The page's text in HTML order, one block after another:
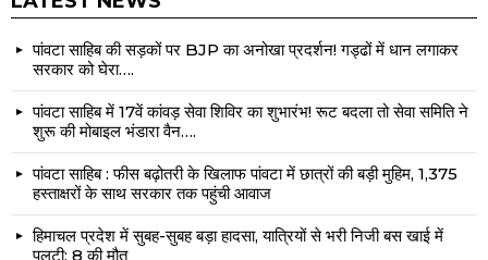
पांवटा साहिब की सड़कों पर BJP का अनोखा प्रदर्शन! गड्ढों में धान लगाकर
सरकार को घेरा….
पांवटा साहिब में 17वें कांवड़ सेवा शिविर का शुभारंभ! रूट बदला तो सेवा समिति ने
शुरू की मोबाइल भंडारा वैन….
पांवटा साहिब : फीस बढ़ोतरी के खिलाफ पांवटा में छात्रों की बड़ी मुहिम, 1,375
हस्ताक्षरों के साथ सरकार तक पहुंची आवाज
हिमाचल प्रदेश में सुबह-सुबह बड़ा हादसा, यात्रियों से भरी निजी बस खाई में
पलटी: 8 की मौत